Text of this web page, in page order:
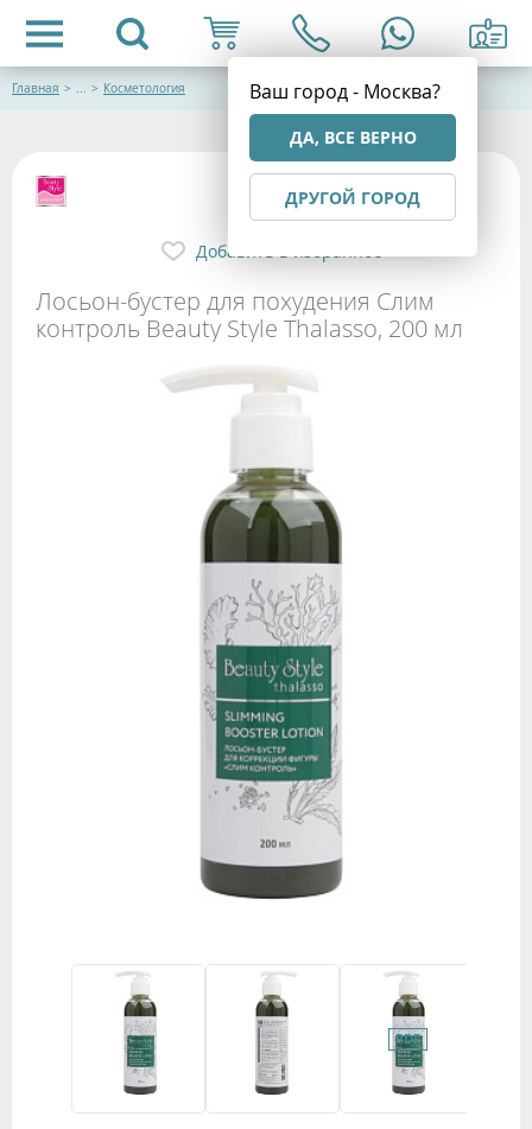
Ваш город - Москва?
ДА, ВСЕ ВЕРНО
ДРУГОЙ ГОРОД
Главная > ... > Косметология
Лосьон-бустер для похудения Слим
контроль Beauty Style Thalasso, 200 мл
Добавить в избранное